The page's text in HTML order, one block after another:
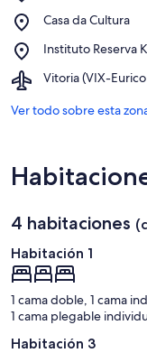
de
de
Domingos
Martins
Casa da Cultura
Place,
da
Instituto Reserva
Place,
Reserva
Vitoria (VIX-
Airport,
(VIX-
Salles)
Ver todo sobre esta
4 habitaciones
Habitación 1
1 cama doble, 1 cama
1 cama plegable
Habitación 3